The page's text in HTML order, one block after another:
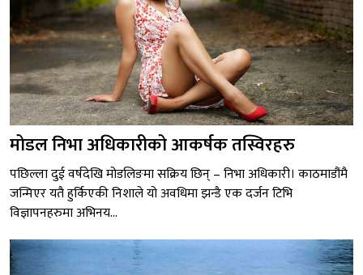
मोडल निभा अधिकारीको आकर्षक तस्विरहरु
पछिल्ला दुई वर्षदेखि मोडलिङमा सक्रिय छिन् – निभा अधिकारी। काठमाडौंमै
जन्मिएर यतै हुर्किएकी निशाले यो अवधिमा झन्डै एक दर्जन टिभि
विज्ञापनहरुमा अभिनय...